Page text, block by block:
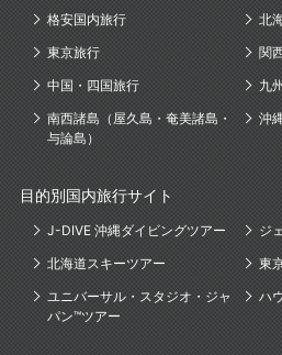
格安国内旅行
北
東京旅行
関
中国・四国旅行
九
南西諸島（屋久島・奄美諸島・
与論島）
沖
目的別国内旅行サイト
J-DIVE 沖縄ダイビングツアー
ジ
北海道スキーツアー
東
ユニバーサル・スタジオ・ジャ
パン™ツアー
ハ